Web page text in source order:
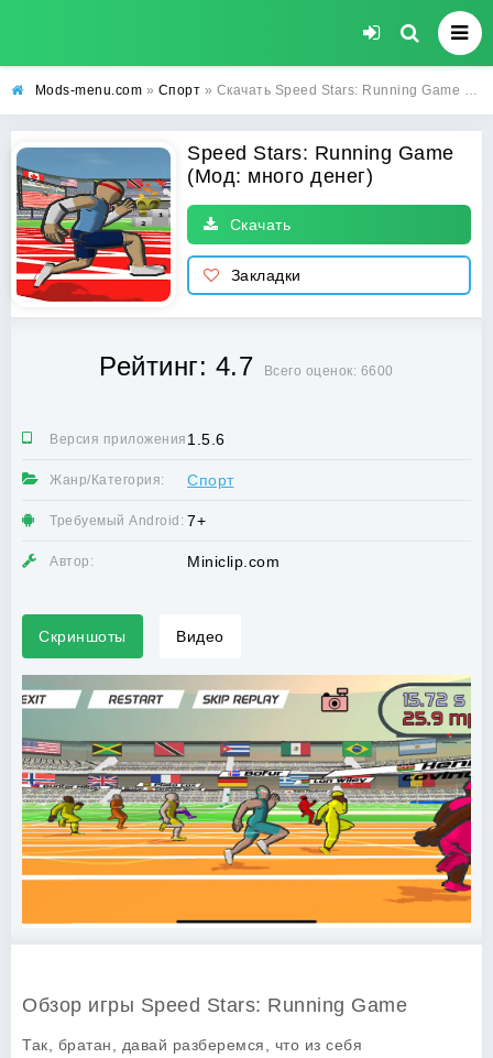
Mods-menu.com » Спорт » Скачать Speed Stars: Running Game мод много денег на Андроид бесплатно
Speed Stars: Running Game
(Мод: много денег)
Скачать
Закладки
Рейтинг: 4.7 Всего оценок: 6600
Версия приложения:1.5.6
Жанр/Категория: Спорт
Требуемый Android: 7+
Автор: Miniclip.com
Скриншоты Видео
Обзор игры Speed Stars: Running Game
Так, братан, давай разберемся, что из себя